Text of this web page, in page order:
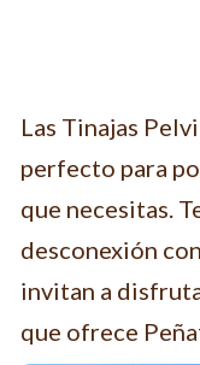
Las Tinajas
perfecto para
que necesitas.
desconexión
invitan a
que ofrece